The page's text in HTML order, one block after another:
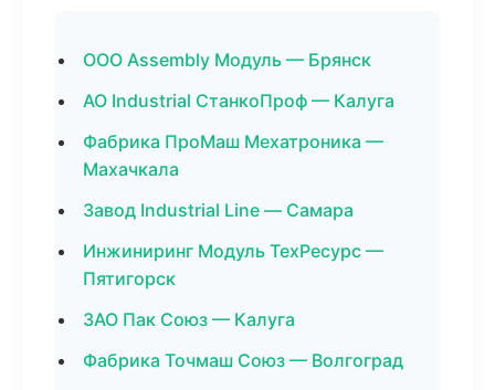
ООО Assembly Модуль — Брянск
АО Industrial СтанкоПроф — Калуга
Фабрика ПроМаш Мехатроника —
Махачкала
Завод Industrial Line — Самара
Инжиниринг Модуль ТехРесурс —
Пятигорск
ЗАО Пак Союз — Калуга
Фабрика Точмаш Союз — Волгоград